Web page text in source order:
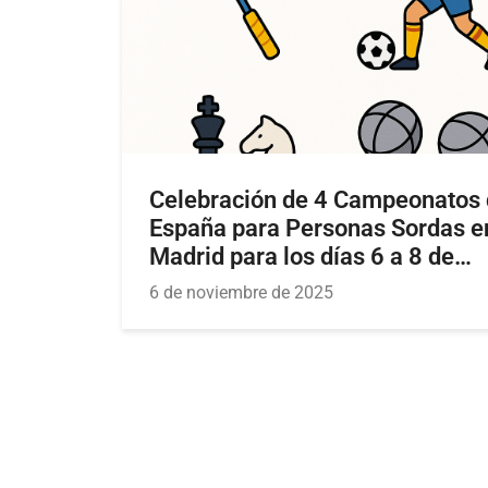
Celebración de 4 Campeonatos
España para Personas Sordas
Madrid para los días 6 a 8 de
diciembre del año 2025
6 de noviembre de 2025